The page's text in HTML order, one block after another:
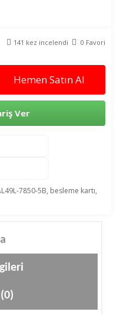
141 kez incelendi 0 Favori
Hemen Satın Al
Ver
7850-5B, besleme kartı,